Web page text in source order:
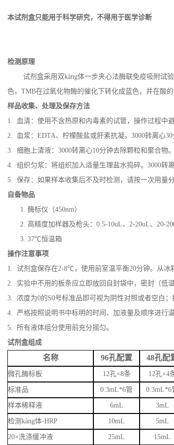
本试剂盒只能用于科学研究，不得用于医学诊断
检测原理
试剂盒采用双kàng体一步夹心法酶联免疫吸附试
色，TMB在过氧化物酶的催化下转化成蓝色，并在酸
样品收集、处理及保存方法
1. 血清：使用不含热原和内毒素的试管，操作过程中
2. 血浆：EDTA、柠檬酸盐或肝素抗凝。3000转离心30
3. 细胞上清液：3000转离心10分钟去除颗粒和聚合物。
4. 组织匀浆：将组织加入适量生理盐水捣碎。3000转离
5. 保存：如果样本收集后不及时检测，请按一次用量
自备物品
1. 酶标仪（450nm）
2. 高精度加样器及枪头：0.5-10uL、2-20uL、20-
3. 37℃恒温箱
操作注意事项
1. 试剂盒保存在2-8℃，使用前室温平衡20分钟。从冰
2. 实验中不用的板条应立即放回自封袋中，密封（低温
3. 浓度为0的S0号标准品即可视为阴性对照或者空白
4. 严格按照说明书中标明的时间、加液量及顺序进行温
5. 所有液体组分使用前充分摇匀。
试剂盒组成
名称 96孔配置 48孔配
微孔酶标板 12孔×8条 12孔×4
标准品 0.3mL*6管 0.3mL*6
样本稀释液 6mL 3mL
检测kàng体-HRP 10mL 5mL
20×洗涤缓冲液 25mL 15mL